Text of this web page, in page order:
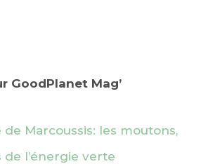
GoodPlanet Mag’
de Marcoussis: les moutons,
de l’énergie verte